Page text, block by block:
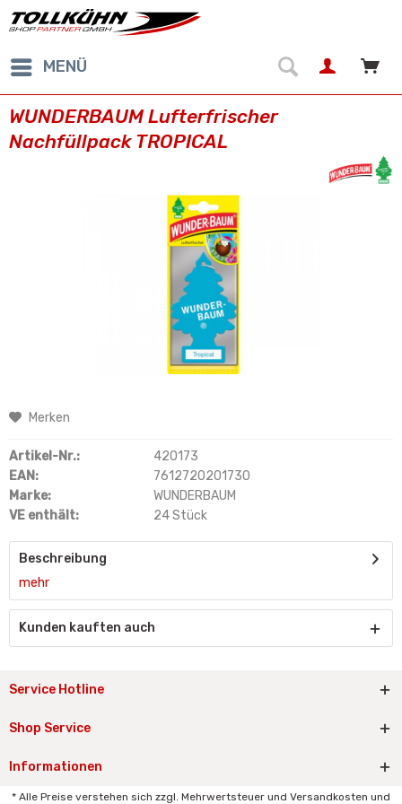
MENÜ
WUNDERBAUM Lufterfrischer
Nachfüllpack TROPICAL
Merken
Artikel-Nr.:
420173
EAN:
7612720201730
Marke:
WUNDERBAUM
VE enthält:
24 Stück
Beschreibung
mehr
Kunden kauften auch
Service Hotline
Shop Service
Informationen
* Alle Preise verstehen sich zzgl. Mehrwertsteuer und Versandkosten und